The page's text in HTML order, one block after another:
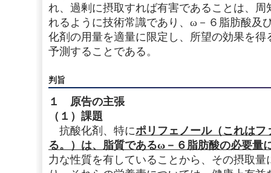
れ、過剰に摂取すれば有害であることは、
れるように技術常識であり、ω－６脂肪酸及
化剤の用量を適量に限定し、所望の効果を
予測することである。
判旨
１ 原告の主張
（１）課題
抗酸化剤、特にポリフェノール（これはフ
る。）は、脂質であるω－６脂肪酸の必要量
力な性質を有していることから、その摂取